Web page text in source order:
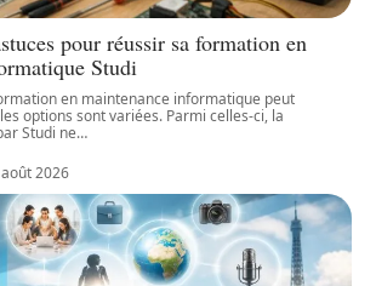
pour réussir sa formation en
Studi
en maintenance informatique peut
options sont variées. Parmi celles-ci, la
Studi ne…
2026